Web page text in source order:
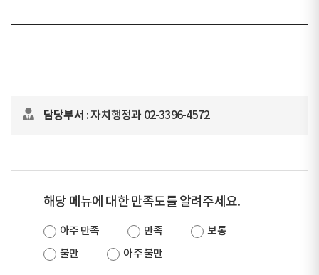
담당부서 : 자치행정과 02-3396-4572
해당 메뉴에 대한 만족도를 알려주세요.
아주 만족 만족
보통
불만
아주 불만